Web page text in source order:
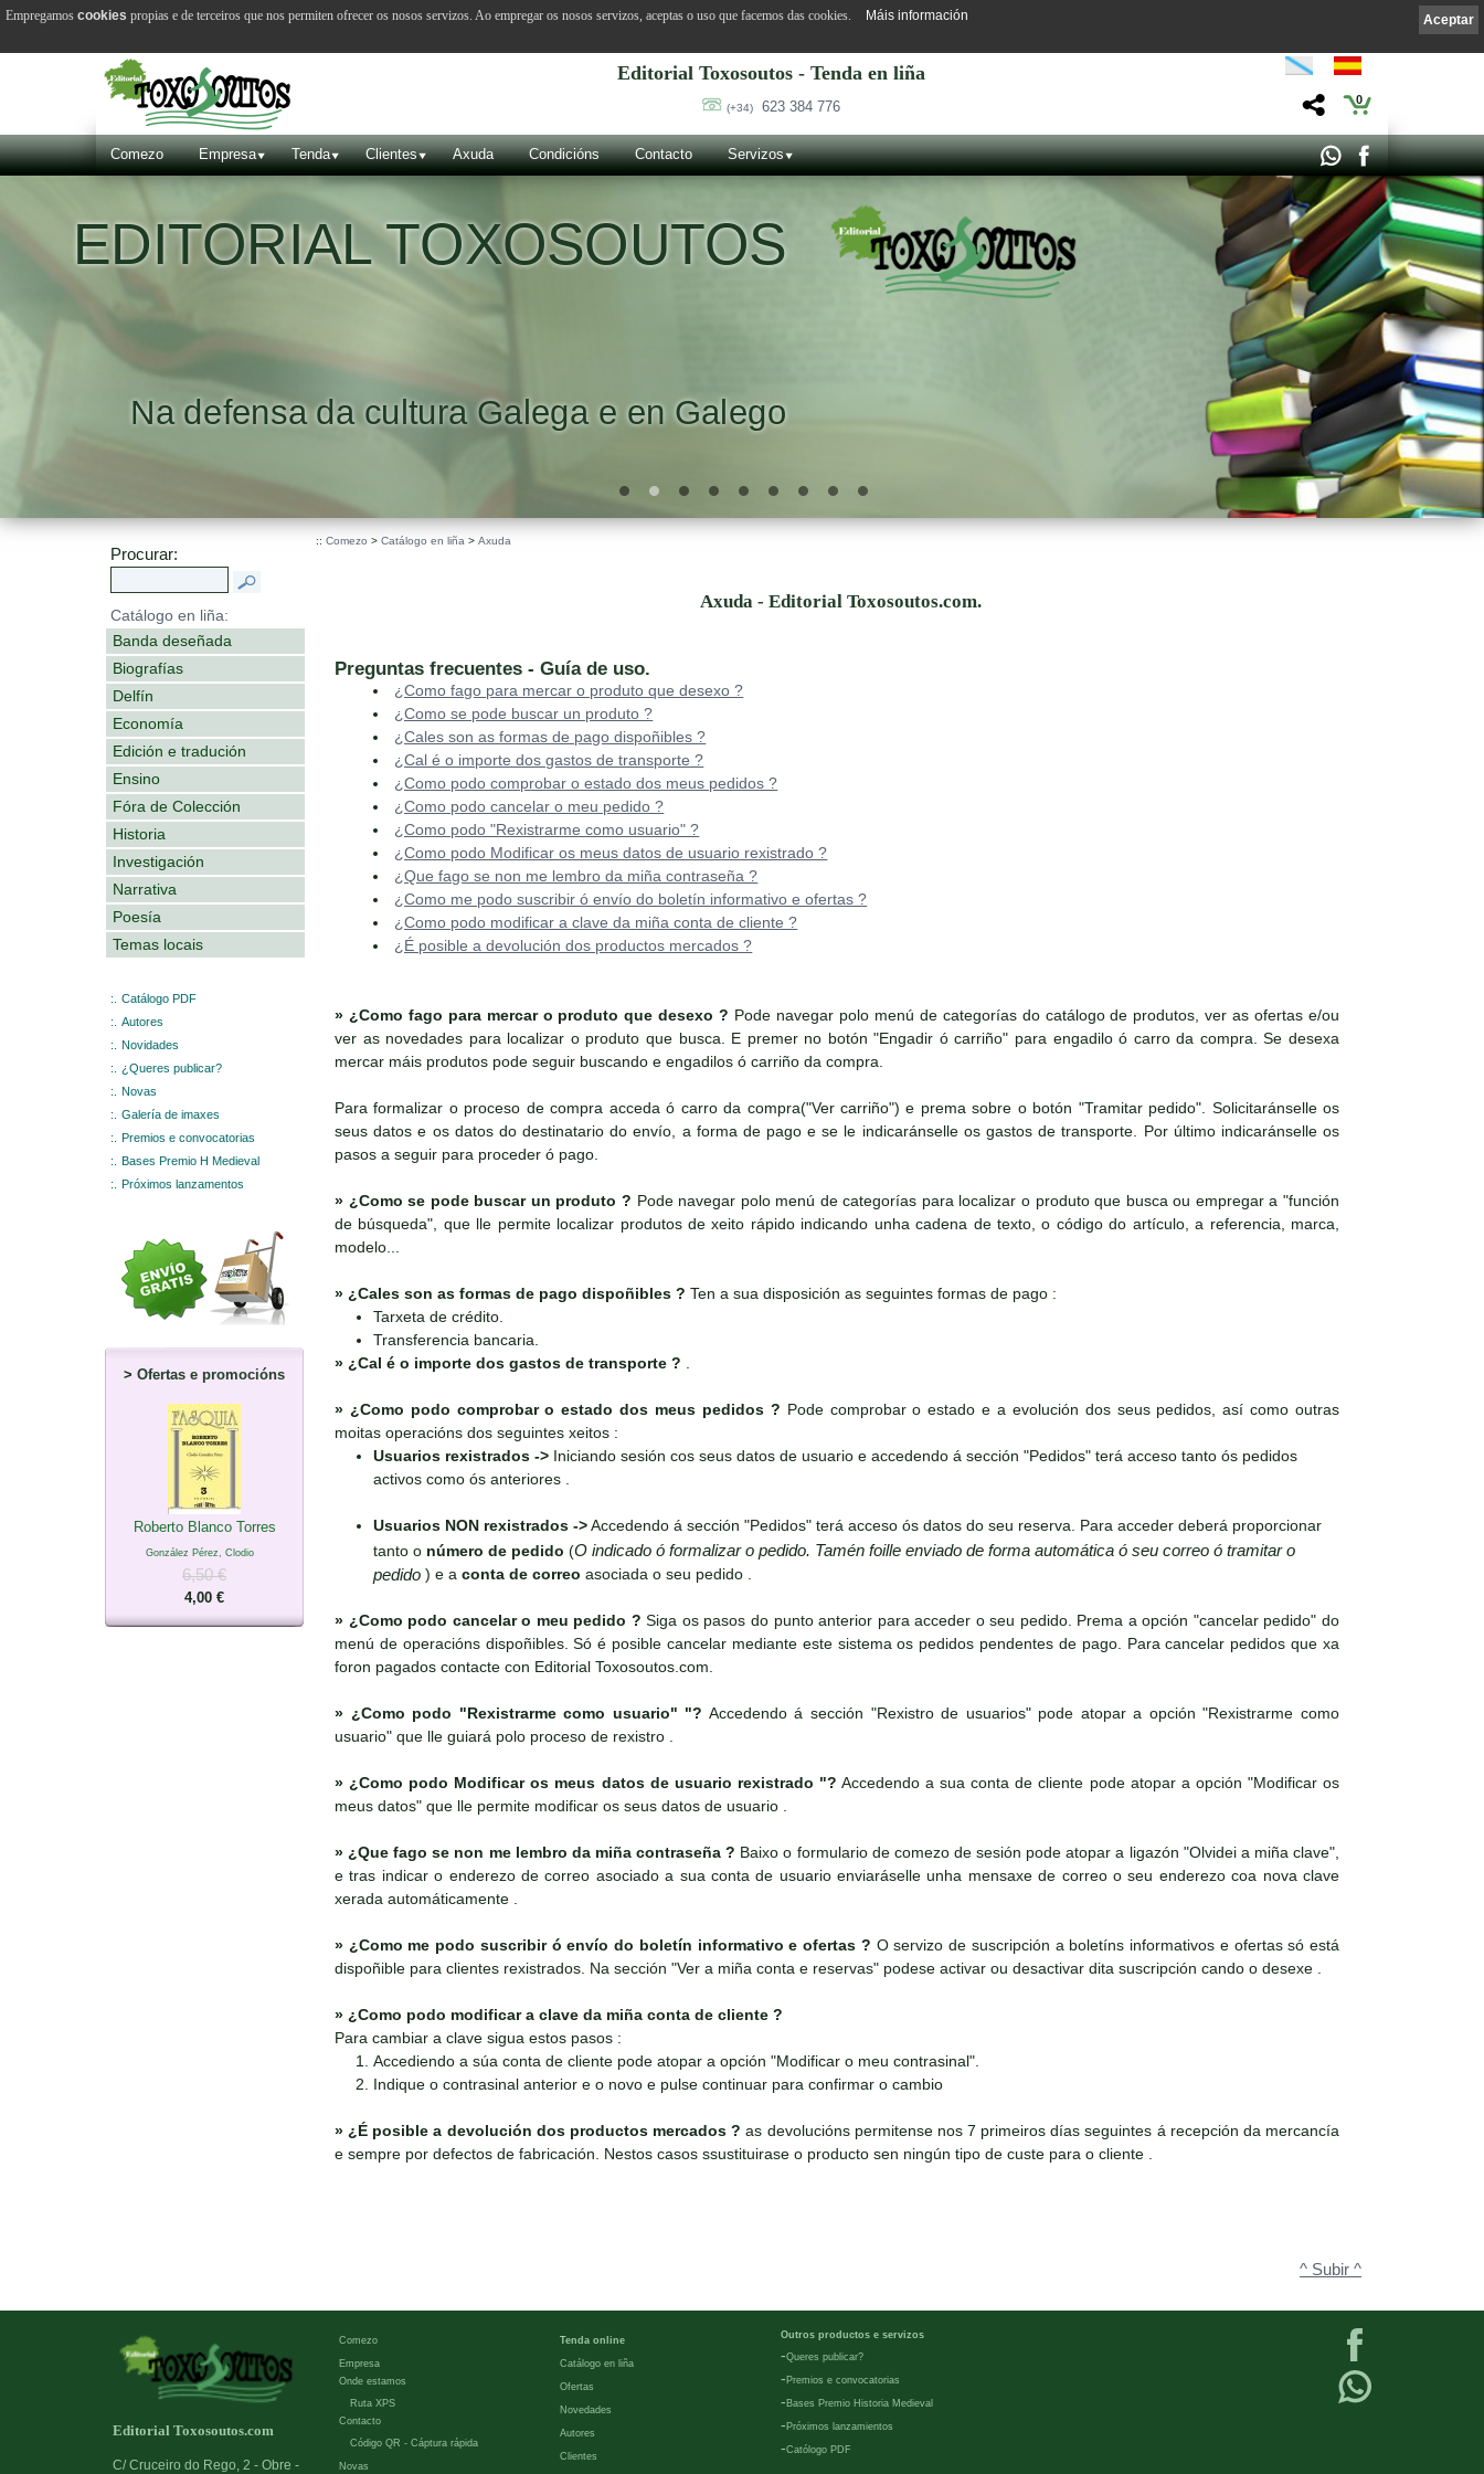
Editorial Toxosoutos - Tenda en liña
(+34) 623 384 776 0
Comezo Empresa Tenda Clientes Axuda Condicións Contacto Servizos
EDITORIAL TOXOSOUTOS
Na defensa da cultura Galega e en Galego
Procurar:
Catálogo en liña:
Banda deseñada
Biografías
Delfín
Economía
Edición e tradución
Ensino
Fóra de Colección
Historia
Investigación
Narrativa
Poesía
Temas locais
:.
Catálogo PDF
:.
Autores
:.
Novidades
:.
¿Queres publicar?
:.
Novas
:.
Galería de imaxes
:.
Premios e convocatorias
:.
Bases Premio H Medieval
:.
Próximos lanzamentos
> Ofertas e promocións
Roberto Blanco Torres
González Pérez, Clodio
6,50 €
4,00 €
:: Comezo > Catálogo en liña > Axuda
Axuda - Editorial Toxosoutos.com.
Preguntas frecuentes - Guía de uso.
¿Como fago para mercar o produto que desexo ?
¿Como se pode buscar un produto ?
¿Cales son as formas de pago dispoñibles ?
¿Cal é o importe dos gastos de transporte ?
¿Como podo comprobar o estado dos meus pedidos ?
¿Como podo cancelar o meu pedido ?
¿Como podo "Rexistrarme como usuario" ?
¿Como podo Modificar os meus datos de usuario rexistrado ?
¿Que fago se non me lembro da miña contraseña ?
¿Como me podo suscribir ó envío do boletín informativo e ofertas ?
¿Como podo modificar a clave da miña conta de cliente ?
¿É posible a devolución dos productos mercados ?
» ¿Como fago para mercar o produto que desexo ? Pode navegar polo menú de categorías do catálogo de produtos, ver as ofertas e/ou
ver as novedades para localizar o produto que busca. E premer no botón "Engadir ó carriño" para engadilo ó carro da compra. Se desexa
mercar máis produtos pode seguir buscando e engadilos ó carriño da compra.
Para formalizar o proceso de compra acceda ó carro da compra("Ver carriño") e prema sobre o botón "Tramitar pedido". Solicitaránselle os
seus datos e os datos do destinatario do envío, a forma de pago e se le indicaránselle os gastos de transporte. Por último indicaránselle os
pasos a seguir para proceder ó pago.
» ¿Como se pode buscar un produto ? Pode navegar polo menú de categorías para localizar o produto que busca ou empregar a "función
de búsqueda", que lle permite localizar produtos de xeito rápido indicando unha cadena de texto, o código do artículo, a referencia, marca,
modelo...
» ¿Cales son as formas de pago dispoñibles ? Ten a sua disposición as seguintes formas de pago :
Tarxeta de crédito.
Transferencia bancaria.
» ¿Cal é o importe dos gastos de transporte ?
» ¿Como podo comprobar o estado dos meus pedidos ? Pode comprobar o estado e a evolución dos seus pedidos, así como outras
moitas operacións dos seguintes xeitos :
Usuarios rexistrados -> Iniciando sesión cos seus datos de usuario e accedendo á sección "Pedidos" terá acceso tanto ós pedidos
activos como ós anteriores .
Usuarios NON rexistrados ->Accedendo á sección "Pedidos" terá acceso ós datos do seu reserva. Para acceder deberá proporcionar
tanto o número de pedido (O indicado ó formalizar o pedido. Tamén foille enviado de forma automática ó seu correo ó tramitar o
pedido ) e a conta de correo asociada o seu pedido .
» ¿Como podo cancelar o meu pedido ? Siga os pasos do punto anterior para acceder o seu pedido. Prema a opción "cancelar pedido" do
menú de operacións dispoñibles. Só é posible cancelar mediante este sistema os pedidos pendentes de pago. Para cancelar pedidos que xa
foron pagados contacte con Editorial Toxosoutos.com.
» ¿Como podo "Rexistrarme como usuario" "? Accedendo á sección "Rexistro de usuarios" pode atopar a opción "Rexistrarme como
usuario" que lle guiará polo proceso de rexistro .
» ¿Como podo Modificar os meus datos de usuario rexistrado "? Accedendo a sua conta de cliente pode atopar a opción "Modificar os
meus datos" que lle permite modificar os seus datos de usuario .
» ¿Que fago se non me lembro da miña contraseña ? Baixo o formulario de comezo de sesión pode atopar a ligazón "Olvidei a miña clave",
e tras indicar o enderezo de correo asociado a sua conta de usuario enviaráselle unha mensaxe de correo o seu enderezo coa nova clave
xerada automáticamente .
» ¿Como me podo suscribir ó envío do boletín informativo e ofertas ? O servizo de suscripción a boletíns informativos e ofertas só está
dispoñible para clientes rexistrados. Na sección "Ver a miña conta e reservas" podese activar ou desactivar dita suscripción cando o desexe .
» ¿Como podo modificar a clave da miña conta de cliente ?
Para cambiar a clave sigua estos pasos :
Accediendo a súa conta de cliente pode atopar a opción "Modificar o meu contrasinal".
Indique o contrasinal anterior e o novo e pulse continuar para confirmar o cambio
» ¿É posible a devolución dos productos mercados ? as devolucións permitense nos 7 primeiros días seguintes á recepción da mercancía
e sempre por defectos de fabricación. Nestos casos ssustituirase o producto sen ningún tipo de custe para o cliente .
^ Subir ^
Editorial Toxosoutos.com
C/ Cruceiro do Rego, 2 - Obre -
Comezo
Empresa
Onde estamos
Ruta XPS
Contacto
Código QR - Cáptura rápida
Novas
Tenda online
Catálogo en liña
Ofertas
Novedades
Autores
Clientes
Outros productos e servizos
-Queres publicar?
- Premios e convocatorias
- Bases Premio Historia Medieval
- Próximos lanzamientos
-Católogo PDF
Aceptar
Empregamos cookies propias e de terceiros que nos permiten ofrecer os nosos servizos. Ao empregar os nosos servizos, aceptas o uso que facemos das cookies. Máis información